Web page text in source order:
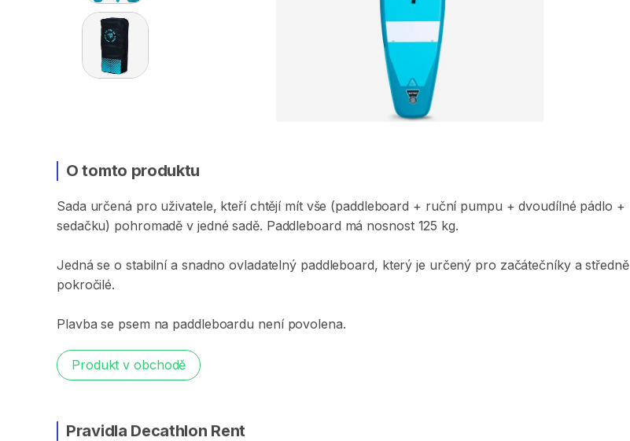
O tomto produktu
Sada určená pro uživatele​,​ kteří chtějí mít vše (paddleboard + ruční pumpu + dvoudílné pádlo +
sedačku) pohromadě v jedné sadě. Paddleboard má nosnost 125 kg.
Jedná se o stabilní a snadno ovladatelný paddleboard​,​ který je určený pro začátečníky a středně
pokročilé.
Plavba se psem na paddleboardu není povolena.
Produkt v obchodě
Pravidla Decathlon Rent